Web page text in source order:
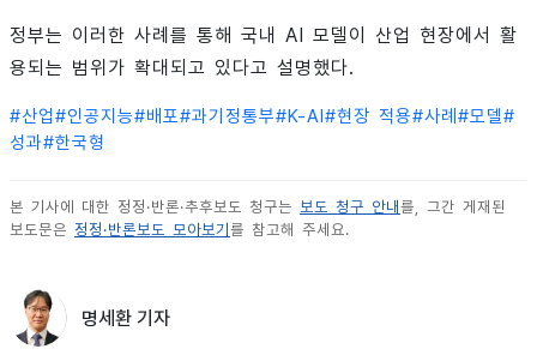
정부는 이러한 사례를 통해 국내 AI 모델이 산업 현장에서 활
용되는 범위가 확대되고 있다고 설명했다.
#산업#인공지능#배포#과기정통부#K-AI #현장 적용#사례 #모델#
성과#한국형
본 기사에 대한 정정·반론·추후보도 청구는 보도 청구 안내 를, 그간 게재된
보도문은 정정·반론보도 모아보기 를 참고해 주세요.
명세환 기자